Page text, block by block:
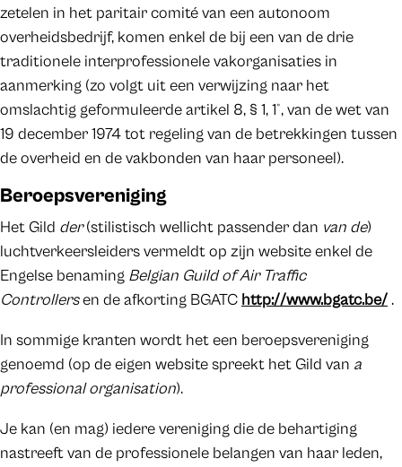
zetelen in het paritair comité van een autonoom
overheidsbedrijf, komen enkel de bij een van de drie
traditionele interprofessionele vakorganisaties in
aanmerking (zo volgt uit een verwijzing naar het
omslachtig geformuleerde artikel 8, § 1, 1°, van de wet van
19 december 1974 tot regeling van de betrekkingen tussen
de overheid en de vakbonden van haar personeel).
Beroepsvereniging
Het Gild der(stilistisch wellicht passender dan van de)
luchtverkeersleiders vermeldt op zijn website enkel de
Engelse benaming Belgian Guild of Air Traffic
Controllersen de afkorting BGATC http://www.bgatc.be/ .
In sommige kranten wordt het een beroepsvereniging
genoemd (op de eigen website spreekt het Gild van a
professional organisation).
Je kan (en mag) iedere vereniging die de behartiging
nastreeft van de professionele belangen van haar leden,